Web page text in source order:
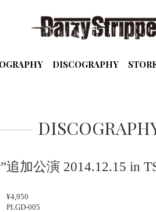
DISCOGRAPHY
加公演 2014.12.15 in
¥4,950
PLGD-005